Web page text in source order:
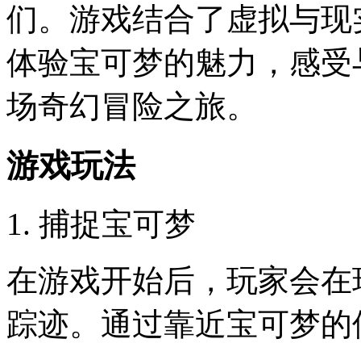
们。游戏结合了虚拟与
体验宝可梦的魅力，感
场奇幻冒险之旅。
游戏玩法
1. 捕捉宝可梦
在游戏开始后，玩家会
踪迹。通过靠近宝可梦